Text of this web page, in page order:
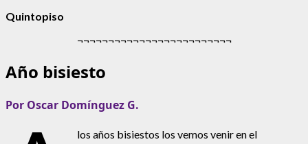
Quintopiso
¬¬¬¬¬¬¬¬¬¬¬¬¬¬¬¬¬¬¬¬¬¬¬¬¬
Año bisiesto
Por Oscar Domínguez G.
los años bisiestos los vemos venir en el